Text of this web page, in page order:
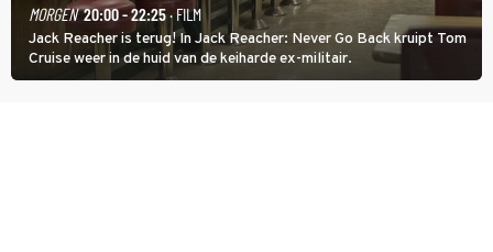
MORGEN 20:00 - 22:25· FILM
Jack Reacher is terug! In Jack Reacher: Never Go Back kruipt Tom
Cruise weer in de huid van de keiharde ex-militair.